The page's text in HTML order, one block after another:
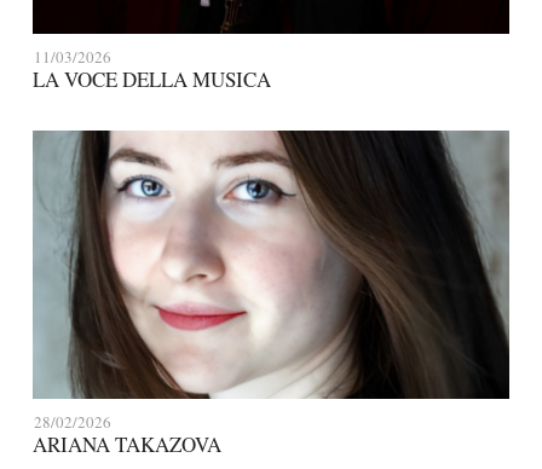
11/03/2026
LA VOCE DELLA MUSICA
28/02/2026
ARIANA TAKAZOVA